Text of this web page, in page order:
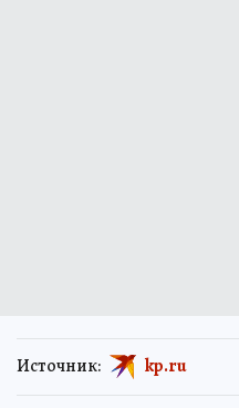
Источник: kp.ru